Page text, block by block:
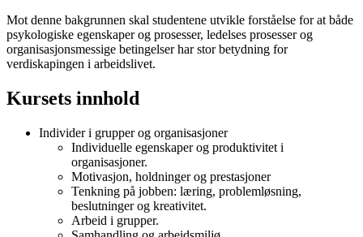
Mot denne bakgrunnen skal studentene utvikle forståelse for at både
psykologiske egenskaper og prosesser, ledelses prosesser og
organisasjonsmessige betingelser har stor betydning for
verdiskapingen i arbeidslivet.
Kursets innhold
Individer i grupper og organisasjoner
Individuelle egenskaper og produktivitet i
organisasjoner.
Motivasjon, holdninger og prestasjoner
Tenkning på jobben: læring, problemløsning,
beslutninger og kreativitet.
Arbeid i grupper.